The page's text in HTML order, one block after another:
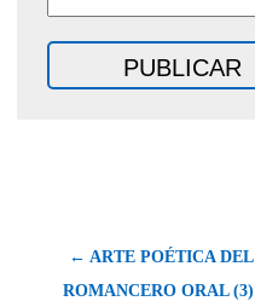
← ARTE POÉTICA DEL
ROMANCERO ORAL (3)